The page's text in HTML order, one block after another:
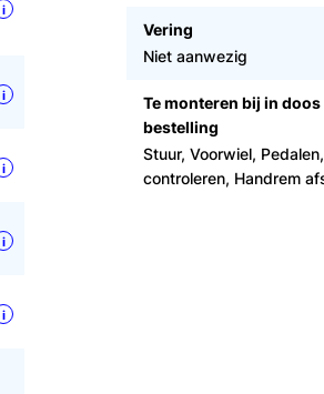
i
i
i
i
i
Vering
Niet aanwezig
Te monteren bij in doos
bestelling
Stuur, Voorwiel,
controleren, Handrem